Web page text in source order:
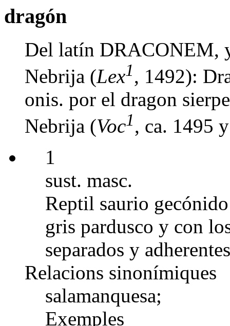
dragón
Del latín DRACONEM,
Nebrija (Lex1, 1492):
onis. por el dragon
Nebrija (Voc1, ca. 1495
1
sust. masc.
Reptil saurio
gris pardusco y con
separados y
Relacions sinonímiques
salamanquesa;
Exemples